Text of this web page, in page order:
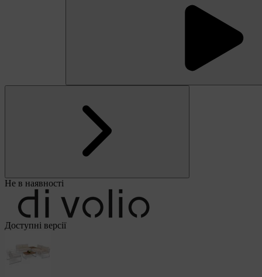
Не в наявності
Доступні версії